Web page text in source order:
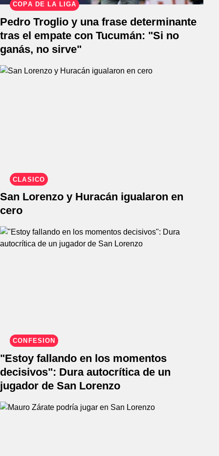
COPA DE LA LIGA
Pedro Troglio y una frase determinante
tras el empate con Tucumán: "Si no
ganás, no sirve"
CLÁSICO
San Lorenzo y Huracán igualaron en
cero
CONFESIÓN
"Estoy fallando en los momentos
decisivos": Dura autocrítica de un
jugador de San Lorenzo